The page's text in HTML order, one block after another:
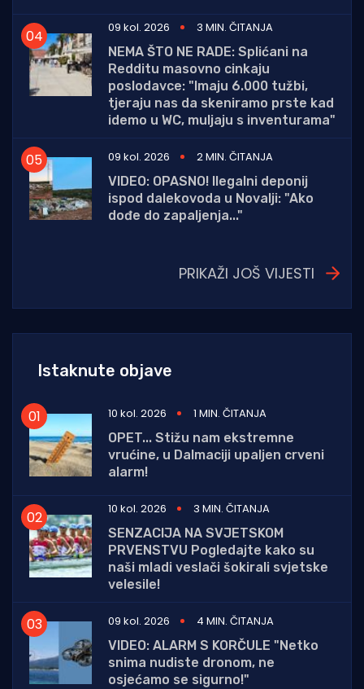
09 kol. 2026
3 MIN. ČITANJA
NEMA ŠTO NE RADE: Splićani na
Redditu masovno cinkaju
poslodavce: "Imaju 6.000 tužbi,
tjeraju nas da skeniramo prste kad
idemo u WC, muljaju s inventurama"
09 kol. 2026
2 MIN. ČITANJA
VIDEO: OPASNO! Ilegalni deponij
ispod dalekovoda u Novalji: "Ako
dođe do zapaljenja..."
PRIKAŽI JOŠ VIJESTI
Istaknute objave
10 kol. 2026
1 MIN. ČITANJA
OPET... Stižu nam ekstremne
vrućine, u Dalmaciji upaljen crveni
alarm!
10 kol. 2026
3 MIN. ČITANJA
SENZACIJA NA SVJETSKOM
PRVENSTVU Pogledajte kako su
naši mladi veslači šokirali svjetske
velesile!
09 kol. 2026
4 MIN. ČITANJA
VIDEO: ALARM S KORČULE "Netko
snima nudiste dronom, ne
osjećamo se sigurno!"